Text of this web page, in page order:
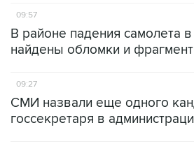
09:57
В районе падения самолета
найдены обломки и
09:27
СМИ назвали еще одного
госсекретаря в